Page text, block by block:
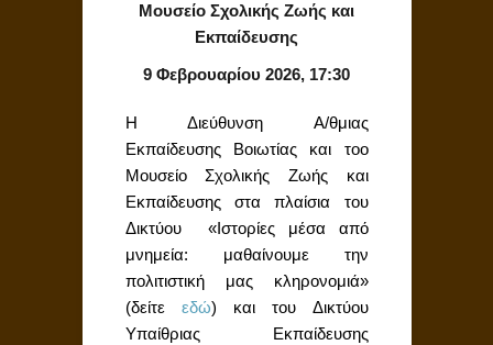
Μουσείο Σχολικής Ζωής και
Εκπαίδευσης
9 Φεβρουαρίου 2026, 17:30
Η Διεύθυνση Α/θμιας
Εκπαίδευσης Βοιωτίας και τοο
Μουσείο Σχολικής Ζωής και
Εκπαίδευσης στα πλαίσια του
Δικτύου «Ιστορίες μέσα από
μνημεία: μαθαίνουμε την
πολιτιστική μας κληρονομιά»
(δείτε εδώ) και του Δικτύου
Υπαίθριας Εκπαίδευσης